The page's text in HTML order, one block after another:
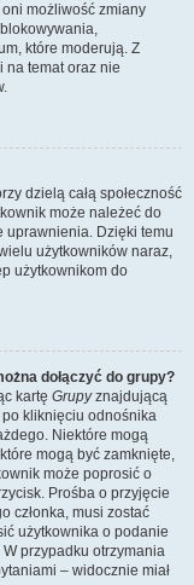
możliwość zmiany
które moderują. Z
na temat oraz nie
dzielą całą społeczność
może należeć do
uprawnienia. Dzięki temu
użytkowników naraz,
użytkownikom do
dołączyć do grupy?
kartę Grupyznajdującą
kliknięciu odnośnika
Niektóre mogą
mogą być zamknięte,
może poprosić o
Prośba o przyjęcie
członka, musi zostać
użytkownika o podanie
przypadku otrzymania
– widocznie miał